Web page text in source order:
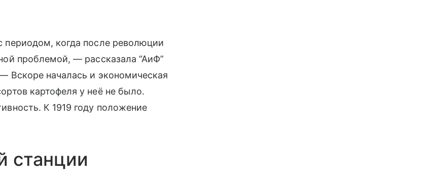
периодом, когда после революции
проблемой, — рассказала “АиФ”
Вскоре началась и экономическая
картофеля у неё не было.
К 1919 году положение
станции